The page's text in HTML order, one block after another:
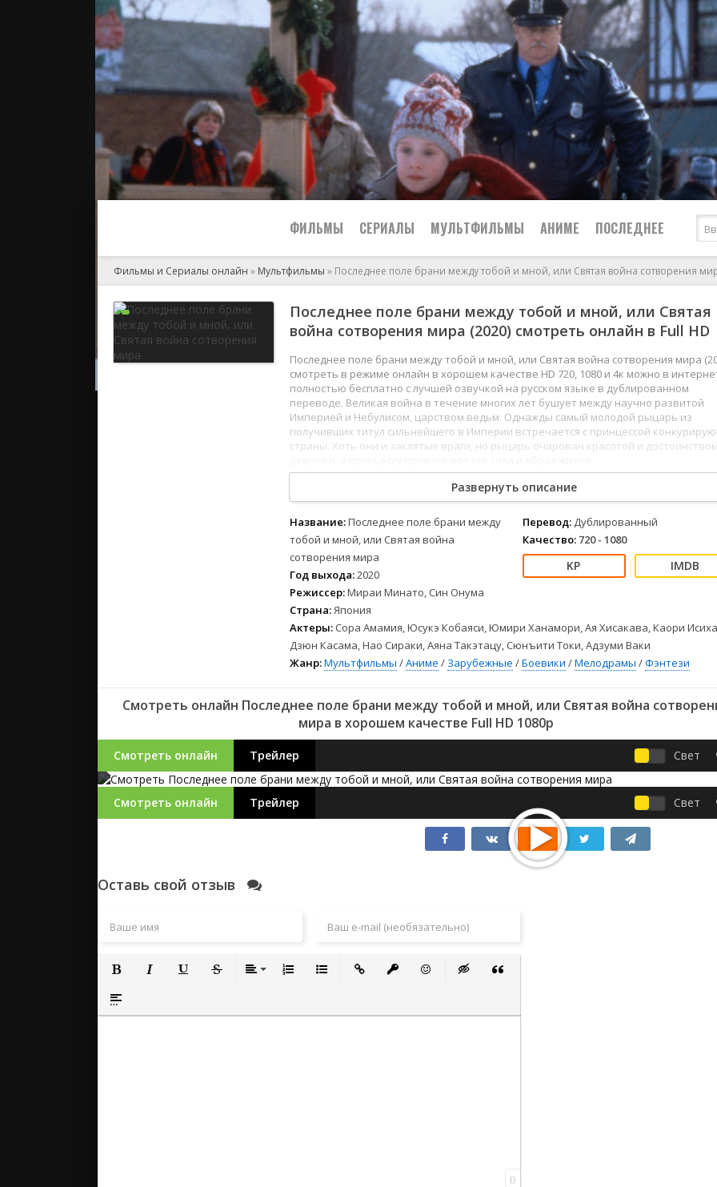
ФИЛЬМЫ
2024
2023
2022
2021
Русские
Боевики
Военные
Детективы
Детские
Драмы
Комедии
Мелодрамы
Приключения
Семейные
Спорт
Триллеры
Ужасы
Фантастика
СЕРИАЛЫ МУЛЬТФИЛЬМЫ АНИМЕ ПОСЛЕДНЕЕ
2024
2023
2022
2021
Русские
Фильмы из соцетей
Фильмы и Сериалы онлайн » Мультфильмы » Последнее поле брани между тобой и мной, или Святая война сотворения
Последнее поле брани между тобой и мной, или Святая
война сотворения мира (2020) смотреть онлайн в Full HD
Последнее поле брани между тобой и мной, или Святая война сотворения мира
смотреть в режиме онлайн в хорошем качестве HD 720, 1080 и 4к можно в
полностью бесплатно с лучшей озвучкой на русском языке в дублированном
переводе. Великая война в течение многих лет бушует между научно развитой
Империей и Небулисом, царством ведьм. Однажды самый молодой рыцарь из
получивших титул сильнейшего в Империи встречается с принцессой
страны. Хоть они и заклятые враги, но рыцарь очарован красотой и
12345 678
Развернуть описание
Название:Последнее поле брани между
тобой и мной, или Святая война
сотворения мира
Год выхода:2020
Режиссер:Мираи Минато, Син Онума
Страна:Япония
Перевод: Дублированный
Качество: 720 - 1080
Актеры: Сора Амамия, Юсукэ Кобаяси, Юмири Ханамори, Ая Хисакава, Каори
Дзюн Касама, Нао Сираки, Аяна Такэтацу, Сюнъити Токи, Адзуми Ваки
Жанр:Мультфильмы /Аниме / Зарубежные /Боевики /Мелодрамы /Фэнтези
Смотреть онлайн Последнее поле брани между тобой и мной, или Святая война
мира в хорошем качестве Full HD 1080p
Смотреть онлайн Трейлер Свет
Смотреть онлайн Трейлер Свет
Оставь свой отзыв
Полужирный
Вставка спойлера
0